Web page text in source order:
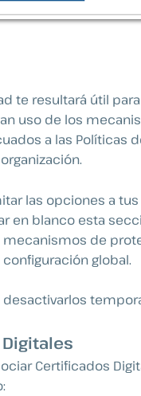
te resultará útil
uso de los
a las Políticas
las opciones a
en blanco esta
mecanismos de
global.
Certificados